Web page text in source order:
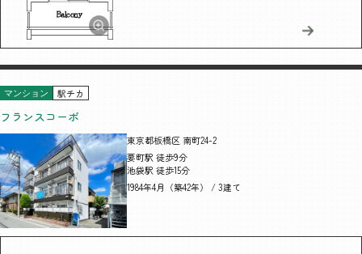
マンション 駅チカ
フランスコーポ
東京都板橋区 南町24-2
要町駅 徒歩9分
池袋駅 徒歩15分
1984年4月（築42年） / 3建て